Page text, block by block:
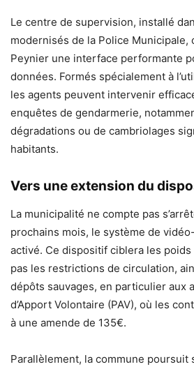
Le centre de supervision, installé
modernisés de la Police Municipale,
Peynier une interface performante
données. Formés spécialement à
les agents peuvent intervenir
enquêtes de gendarmerie,
dégradations ou de cambriolages
habitants.
Vers une extension du
La municipalité ne compte pas
prochains mois, le système de
activé. Ce dispositif ciblera les
pas les restrictions de circulation,
dépôts sauvages, en particulier aux
d’Apport Volontaire (PAV), où les
à une amende de 135€.
Parallèlement, la commune